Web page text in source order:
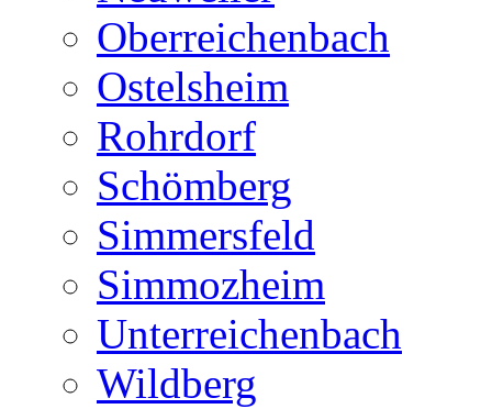
Oberreichenbach
Ostelsheim
Rohrdorf
Schömberg
Simmersfeld
Simmozheim
Unterreichenbach
Wildberg